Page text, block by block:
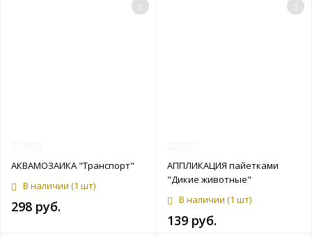
АКВАМОЗАИКА "Транспорт"
В наличии (1 шт)
298 руб.
АППЛИКАЦИЯ пайетками
"Дикие животные"
В наличии (1 шт)
139 руб.